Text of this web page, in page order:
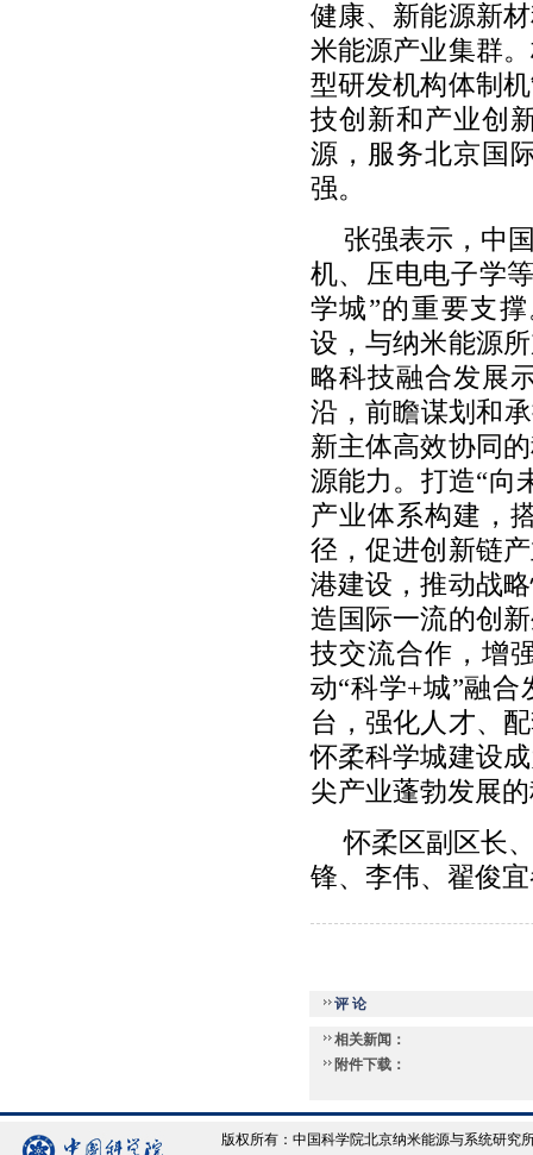
健康、新能源新
米能源产业集群
型研发机构体制
技创新和产业创
源，服务北京国
强。
张强表示，中
机、压电电子学
学城”的重要支
设，与纳米能源
略科技融合发展
沿，前瞻谋划和
新主体高效协同
源能力。打造“向
产业体系构建，
径，促进创新链
港建设，推动战
造国际一流的创
技交流合作，增
动“科学+城”融
台，强化人才、
怀柔科学城建设
尖产业蓬勃发展
怀柔区副区长
锋、李伟、翟俊
评 论
相关新闻：
附件下载：
版权所有：中国科学院北京纳米能源与系统研究